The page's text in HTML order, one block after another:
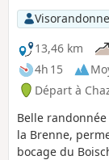
13,46 km
4h 15
Départ à
Belle
la Brenne,
bocage du